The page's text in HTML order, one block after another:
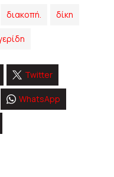
διακοπή. δίκη
Twitter
WhatsApp